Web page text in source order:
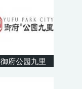
御府公园九里